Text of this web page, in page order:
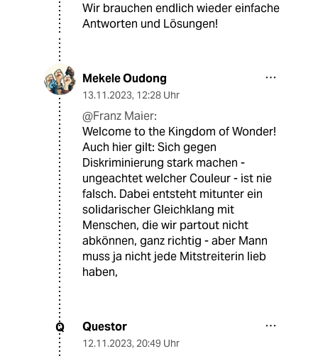
Wir brauchen endlich wieder einfache
Antworten und Lösungen!
Mekele Oudong
13.11.2023, 12:28 Uhr
@Franz Maier:
Welcome to the Kingdom of Wonder!
Auch hier gilt: Sich gegen
Diskriminierung stark machen -
ungeachtet welcher Couleur - ist nie
falsch. Dabei entsteht mitunter ein
solidarischer Gleichklang mit
Menschen, die wir partout nicht
abkönnen, ganz richtig - aber Mann
muss ja nicht jede Mitstreiterin lieb
haben,
Q Questor
12.11.2023, 20:49 Uhr